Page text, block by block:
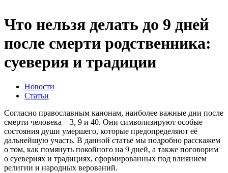
Что нельзя делать до 9 дней
после смерти родственника:
суеверия и традиции
Новости
Статьи
Согласно православным канонам, наиболее важные дни после
смерти человека – 3, 9 и 40. Они символизируют особые
состояния души умершего, которые предопределяют еë
дальнейшую участь. В данной статье мы подробно расскажем
о том, как помянуть покойного на 9 дней, а также поговорим
о суевериях и традициях, сформированных под влиянием
религии и народных верований.